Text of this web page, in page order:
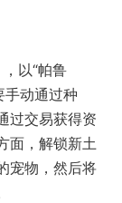
以“帕鲁
手动通过种
过交易获得资
面，解锁新土
宠物，然后将